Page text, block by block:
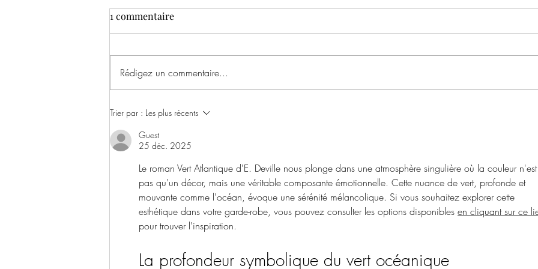
1975
1 commentaire
Rédigez un commentaire...
Trier par : Les plus récents
Guest
25 déc. 2025
Le roman Vert Atlantique d'E. Deville nous plonge dans une atmosphère singulière où la couleur n'est
pas qu'un décor, mais une véritable composante émotionnelle. Cette nuance de vert, profonde et
mouvante comme l'océan, évoque une sérénité mélancolique. Si vous souhaitez explorer cette
esthétique dans votre garde-robe, vous pouvez consulter les options disponibles en cliquant sur ce
pour trouver l'inspiration.
La profondeur symbolique du vert océanique